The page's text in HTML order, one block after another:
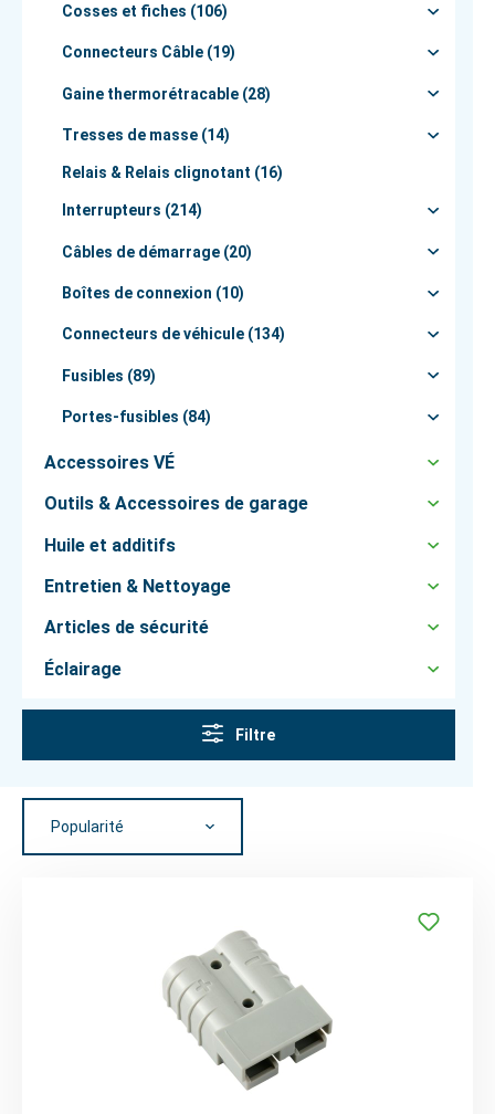
Cosses et fiches (106)
Connecteurs Câble (19)
Gaine thermorétracable (28)
Tresses de masse (14)
Relais & Relais clignotant (16)
Interrupteurs (214)
Câbles de démarrage (20)
Boîtes de connexion (10)
Connecteurs de véhicule (134)
Fusibles (89)
Portes-fusibles (84)
Accessoires VÉ
Outils & Accessoires de garage
Huile et additifs
Entretien & Nettoyage
Articles de sécurité
Éclairage
Filtre